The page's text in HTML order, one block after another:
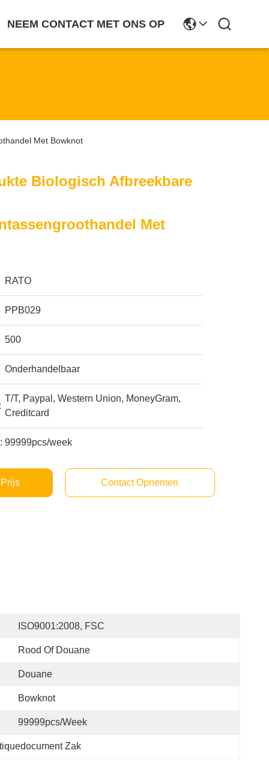
NEEM CONTACT MET ONS OP
Met Bowknot
Biologisch Afbreekbare
Met
RATO
PPB029
500
Onderhandelbaar
T/T, Paypal, Western Union, MoneyGram,
Creditcard
99999pcs/week
Contact Opnemen
ISO9001:2008, FSC
Rood Of Douane
Douane
Bowknot
99999pcs/week
Zak